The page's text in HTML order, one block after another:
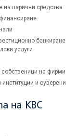
на парични средства
банкиране
услуги
собственици на фирми
и суверени
на KBC